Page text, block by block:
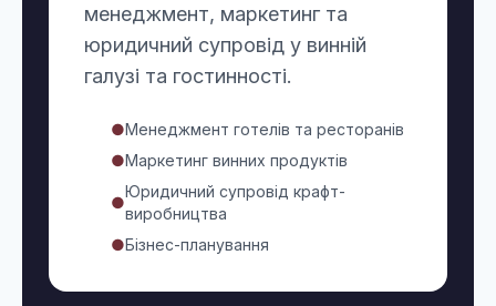
менеджмент, маркетинг та
юридичний супровід у винній
галузі та гостинності.
●Менеджмент готелів та ресторанів
●Маркетинг винних продуктів
●
Юридичний супровід крафт-
виробництва
●Бізнес-планування